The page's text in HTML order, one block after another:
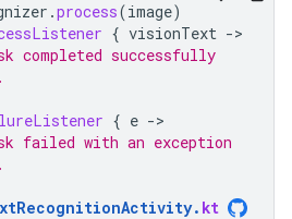
.process(image)
{ visionText -
completed successfully
{ e -
failed with an exception
. kt